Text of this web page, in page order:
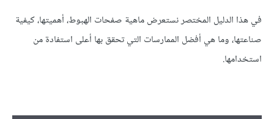
في هذا الدليل المختصر نستعرض ماهية صفحات الهبوط، أهميتها، كيفية
صناعتها، وما هي أفضل الممارسات التي تحقق بها أعلى استفادة من
استخدامها.